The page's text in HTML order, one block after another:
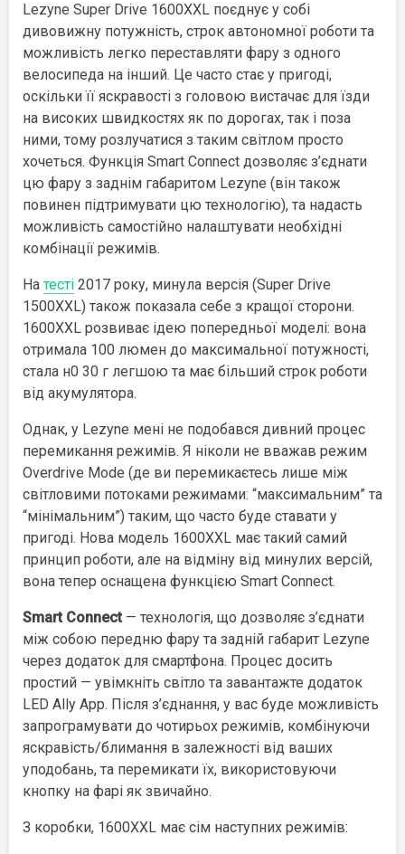
Lezyne Super Drive 1600XXL поєднує у собі
дивовижну потужність, строк автономної роботи та
можливість легко переставляти фару з одного
велосипеда на інший. Це часто стає у пригоді,
оскільки її яскравості з головою вистачає для їзди
на високих швидкостях як по дорогах, так і поза
ними, тому розлучатися з таким світлом просто
хочеться. Функція Smart Connect дозволяє з’єднати
цю фару з заднім габаритом Lezyne (він також
повинен підтримувати цю технологію), та надасть
можливість самостійно налаштувати необхідні
комбінації режимів.
Натесті 2017 року, минула версія (Super Drive
1500XXL) також показала себе з кращої сторони.
1600XXL розвиває ідею попередньої моделі: вона
отримала 100 люмен до максимальної потужності,
стала н0 30 г легшою та має більший строк роботи
від акумулятора.
Однак, у Lezyne мені не подобався дивний процес
перемикання режимів. Я ніколи не вважав режим
Overdrive Mode (де ви перемикаєтесь лише між
світловими потоками режимами: “максимальним” та
“мінімальним”) таким, що часто буде ставати у
пригоді. Нова модель 1600XXL має такий самий
принцип роботи, але на відміну від минулих версій,
вона тепер оснащена функцією Smart Connect.
Smart Connect — технологія, що дозволяє з’єднати
між собою передню фару та задній габарит Lezyne
через додаток для смартфона. Процес досить
простий — увімкніть світло та завантажте додаток
LED Ally App. Після з’єднання, у вас буде можливість
запрограмувати до чотирьох режимів, комбінуючи
яскравість/блимання в залежності від ваших
уподобань, та перемикати їх, використовуючи
кнопку на фарі як звичайно.
З коробки, 1600XXL має сім наступних режимів: